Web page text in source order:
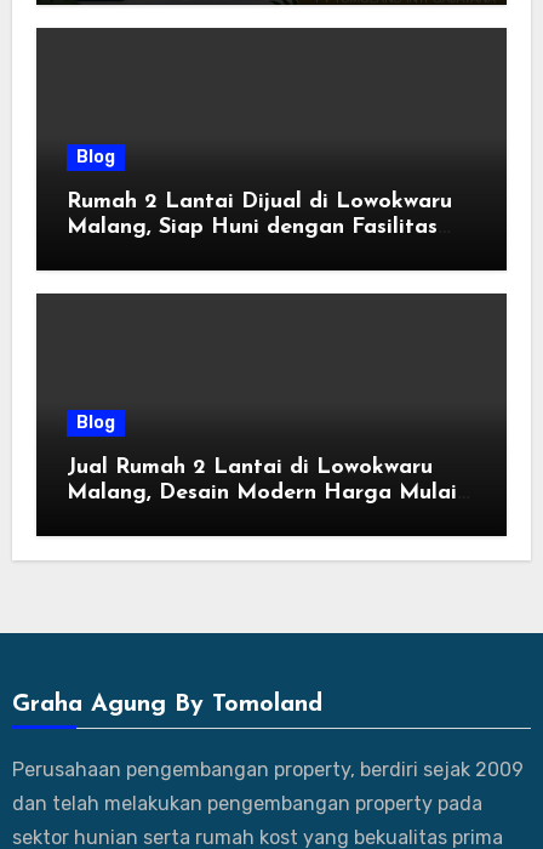
Blog
Rumah 2 Lantai Dijual di Lowokwaru
Malang, Siap Huni dengan Fasilitas
Blog
Jual Rumah 2 Lantai di Lowokwaru
Malang, Desain Modern Harga Mulai
Graha Agung By Tomoland
Perusahaan pengembangan property, berdiri sejak 2009
dan telah melakukan pengembangan property pada
sektor hunian serta rumah kost yang bekualitas prima